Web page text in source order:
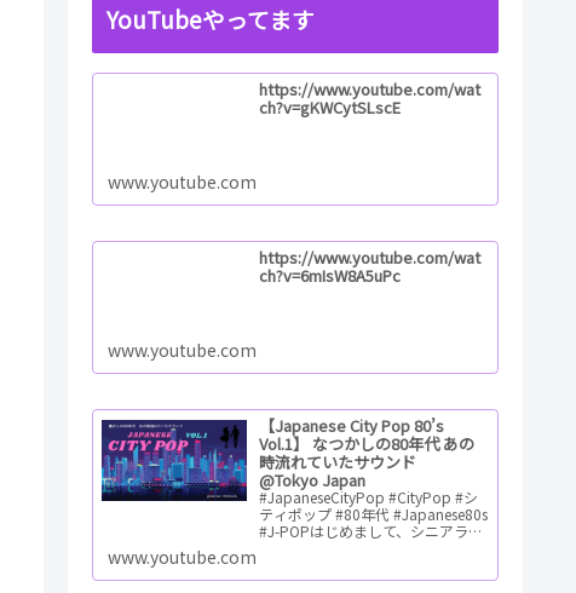
YouTubeやってます
https://www.youtube.com/wat
ch?v=gKWCytSLscE
www.youtube.com
https://www.youtube.com/wat
ch?v=6mIsW8A5uPc
www.youtube.com
【Japanese City Pop 80’s
Vol.1】 なつかしの80年代 あの
時流れていたサウンド
@Tokyo Japan
#JapaneseCityPop #CityPop #シ
ティポップ #80年代 #Japanese80s
#J-POPはじめまして、シニアライ
ReadMore
www.youtube.com